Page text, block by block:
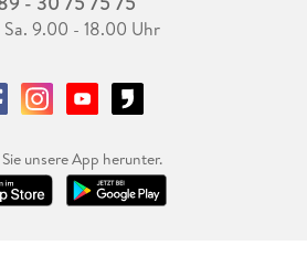
9.00 - 18.00 Uhr
unsere App herunter.